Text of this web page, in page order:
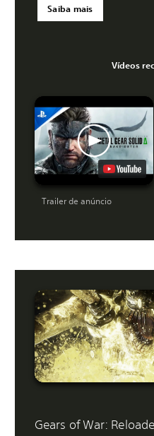
Saiba mais
Vídeos
Trailer de anúncio
Gears of War: